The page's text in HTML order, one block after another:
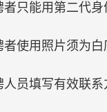
者只能用第二代
者使用照片须为白
人员填写有效联